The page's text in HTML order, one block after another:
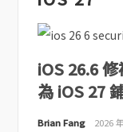
iOS 26.6
為 iOS 27
Brian Fang 2026